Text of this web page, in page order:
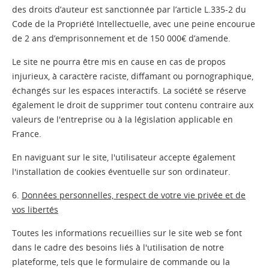
des droits d’auteur est sanctionnée par l’article L.335-2 du
Code de la Propriété Intellectuelle, avec une peine encourue
de 2 ans d’emprisonnement et de 150 000€ d’amende.
Le site ne pourra être mis en cause en cas de propos
injurieux, à caractère raciste, diffamant ou pornographique,
échangés sur les espaces interactifs. La société se réserve
également le droit de supprimer tout contenu contraire aux
valeurs de l'entreprise ou à la législation applicable en
France.
En naviguant sur le site, l'utilisateur accepte également
l'installation de cookies éventuelle sur son ordinateur.
6. Données personnelles, respect de votre vie privée et de
vos libertés
Toutes les informations recueillies sur le site web se font
dans le cadre des besoins liés à l'utilisation de notre
plateforme, tels que le formulaire de commande ou la